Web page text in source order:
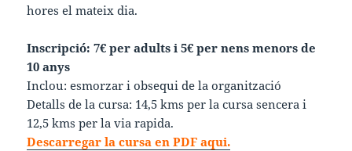
hores el mateix dia.
Inscripció: 7€ per adults i 5€ per nens menors de
10 anys
Inclou: esmorzar i obsequi de la organització
Detalls de la cursa: 14,5 kms per la cursa sencera i
12,5 kms per la via rapida.
Descarregar la cursa en PDF aqui.